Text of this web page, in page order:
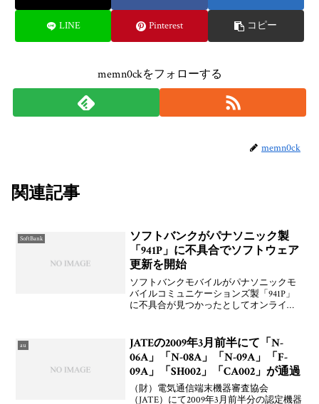
LINE Pinterest コピー
memn0ckをフォローする
memn0ck
関連記事
SoftBank
ソフトバンクがパナソニック製
「941P」に不具合でソフトウェア
更新を開始
ソフトバンクモバイルがパナソニックモ
バイルコミュニケーションズ製「941P」
に不具合が見つかったとしてオンライン
新」を提供開始したことをお知らせして
います。更新にかかる時
au
JATEの2009年3月前半にて「N-
06A」「N-08A」「N-09A」「F-
09A」「SH002」「CA002」が通過
（財）電気通信端末機器審査協会
（JATE）にて2009年3月前半分の認定機器